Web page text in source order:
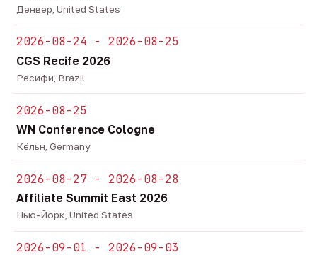
Денвер, United States
2026-08-24 - 2026-08-25
CGS Recife 2026
Ресифи, Brazil
2026-08-25
WN Conference Cologne
Кёльн, Germany
2026-08-27 - 2026-08-28
Affiliate Summit East 2026
Нью-Йорк, United States
2026-09-01 - 2026-09-03